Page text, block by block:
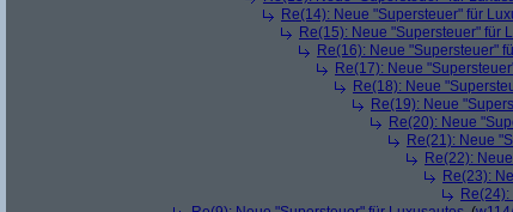
Re(14): Neue "Supersteuer" für
Re(15): Neue "Supersteuer" für
Re(16): Neue "Supersteuer"
Re(17): Neue
Re(18): Neue
Re(19): Neue
Re(20): Neue
Re(21): Neue
Re(22):
Re(23):